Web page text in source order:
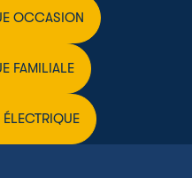
OCCASION
FAMILIALE